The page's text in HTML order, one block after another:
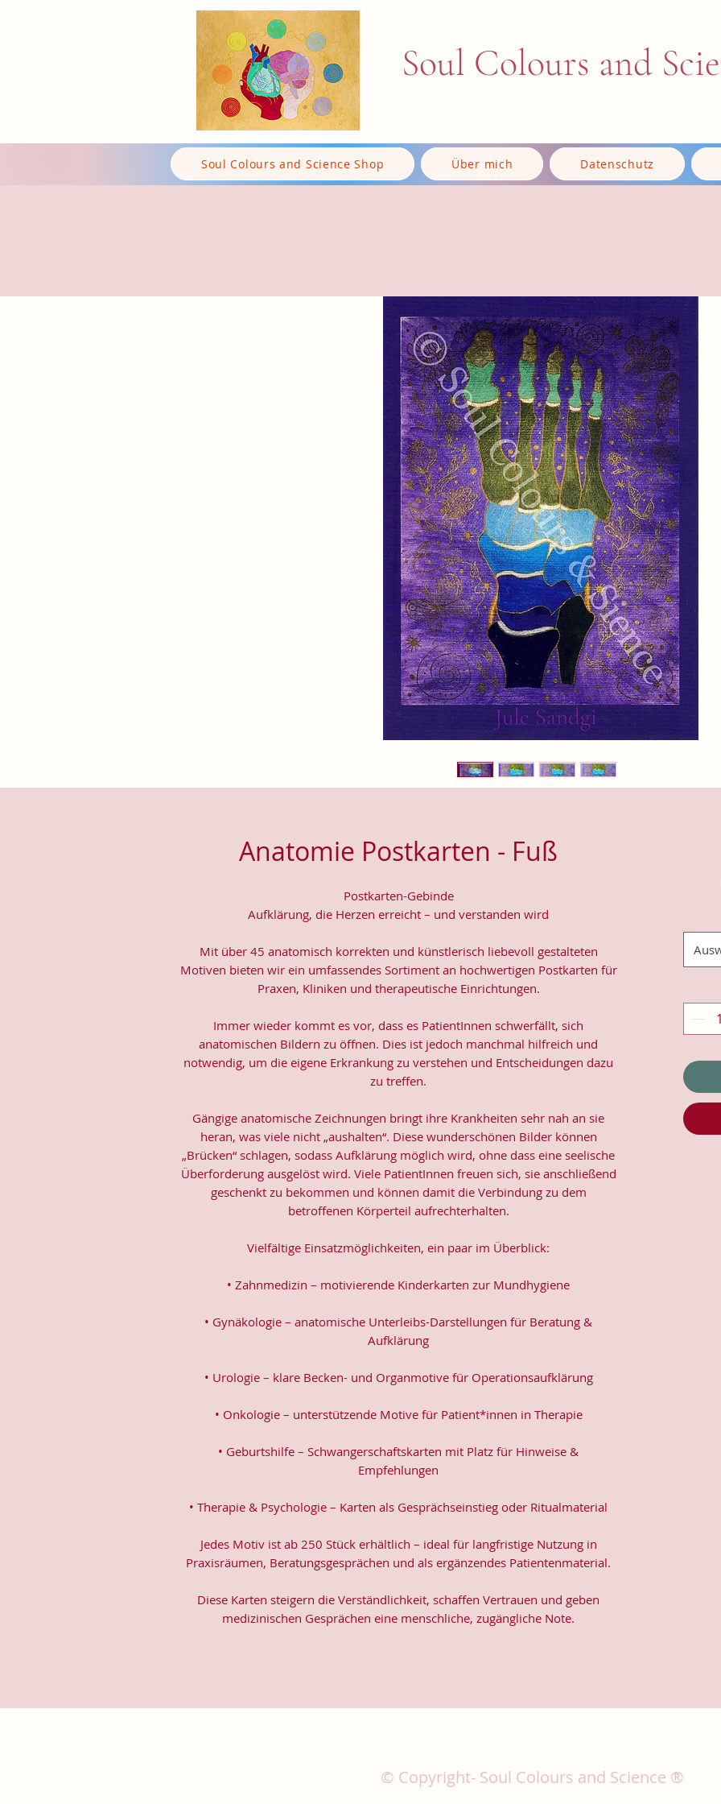
Soul Colours and
Soul Colours and Science Shop Über mich Datenschutz
Anatomie Postkarten - Fuß
Postkarten-Gebinde
Aufklärung, die Herzen erreicht – und verstanden wird
Mit über 45 anatomisch korrekten und künstlerisch liebevoll gestalteten
Motiven bieten wir ein umfassendes Sortiment an hochwertigen Postkarten für
Praxen, Kliniken und therapeutische Einrichtungen.
Immer wieder kommt es vor, dass es PatientInnen schwerfällt, sich
anatomischen Bildern zu öffnen. Dies ist jedoch manchmal hilfreich und
notwendig, um die eigene Erkrankung zu verstehen und Entscheidungen dazu
zu treffen.
Gängige anatomische Zeichnungen bringt ihre Krankheiten sehr nah an sie
heran, was viele nicht „aushalten“. Diese wunderschönen Bilder können
„Brücken“ schlagen, sodass Aufklärung möglich wird, ohne dass eine seelische
Überforderung ausgelöst wird. Viele PatientInnen freuen sich, sie anschließend
geschenkt zu bekommen und können damit die Verbindung zu dem
betroffenen Körperteil aufrechterhalten.
Vielfältige Einsatzmöglichkeiten, ein paar im Überblick:
• Zahnmedizin – motivierende Kinderkarten zur Mundhygiene
• Gynäkologie – anatomische Unterleibs-Darstellungen für Beratung &
Aufklärung
• Urologie – klare Becken- und Organmotive für Operationsaufklärung
• Onkologie – unterstützende Motive für Patient*innen in Therapie
• Geburtshilfe – Schwangerschaftskarten mit Platz für Hinweise &
Empfehlungen
• Therapie & Psychologie – Karten als Gesprächseinstieg oder Ritualmaterial
Jedes Motiv ist ab 250 Stück erhältlich – ideal für langfristige Nutzung in
Praxisräumen, Beratungsgesprächen und als ergänzendes Patientenmaterial.
Diese Karten steigern die Verständlichkeit, schaffen Vertrauen und geben
medizinischen Gesprächen eine menschliche, zugängliche Note.
© Copyright- Soul Colours and Science ®